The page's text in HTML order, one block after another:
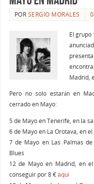
POR SERGIO MORALES
El grupo
Madrid,
Pero no solo estarán en
cerrado en Mayo:
5 de Mayo en Tenerife, en la
6 de Mayo en La Orotava, en
7 de Mayo en Las Palmas
Blues
12 de Mayo en Madrid, en
conseguir por 8 €aqui